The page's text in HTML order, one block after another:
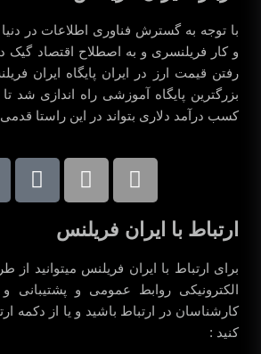
با توجه به گسترش فناوری اطلاعات در
و کار فریلنسری و به اصطلاح اقتصاد گیک
رفتن قیمت ارز در ایران پایگاه ایران
بزرگترین پایگاه آموزشی راه اندازی شد
کسب درآمد دلاری بتواند در این راستا قدمی
ارتباط با ایران فریلنس
برای ارتباط با ایران فریلنس میتوانید
الکترونیکی روابط عمومی و پشتیبانی و
کارشناسان در ارتباط باشید و یا از دکمه
کنید :